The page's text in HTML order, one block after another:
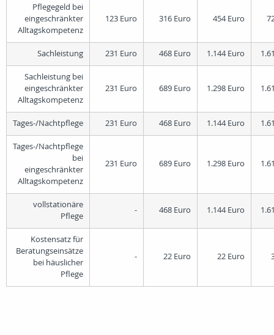
Pflegegeld bei
eingeschränkter
Alltagskompetenz
123 Euro 316 Euro 454 Euro
Sachleistung 231 Euro 468 Euro 1.144 Euro
Sachleistung bei
eingeschränkter
Alltagskompetenz
231 Euro 689 Euro 1.298 Euro
Tages-/Nachtpflege 231 Euro 468 Euro 1.144 Euro
Tages-/Nachtpflege
bei
eingeschränkter
Alltagskompetenz
231 Euro 689 Euro 1.298 Euro
vollstationäre
Pflege
- 468 Euro 1.144 Euro
Kostensatz für
Beratungseinsätze
bei häuslicher
Pflege
- 22 Euro 22 Euro